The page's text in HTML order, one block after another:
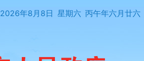
2026年8月8日 星期六 丙午年六月廿六